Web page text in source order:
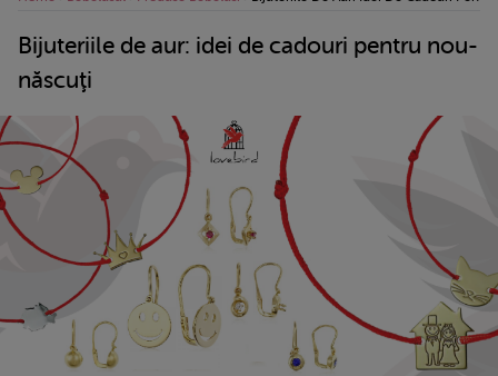
Bijuteriile de aur: idei de cadouri pentru nou-
născuţi